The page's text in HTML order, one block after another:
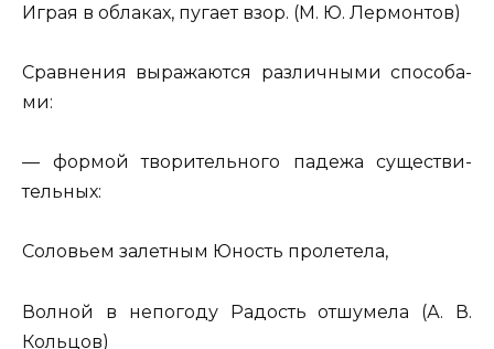
Играя в об­ла­ках, пу­га­ет взор. (М. Ю. Лер­мон­тов)
Срав­не­ния вы­ра­жа­ют­ся раз­лич­ны­ми спо­со­ба­
ми:
— фор­мой тво­ри­тель­но­го па­де­жа су­ще­стви­
тель­ных:
Со­ло­вьем за­лет­ным Юность про­ле­те­ла,
Вол­ной
в не­по­го­ду Ра­дость от­шу­ме­ла (А. В.
Коль­цов)